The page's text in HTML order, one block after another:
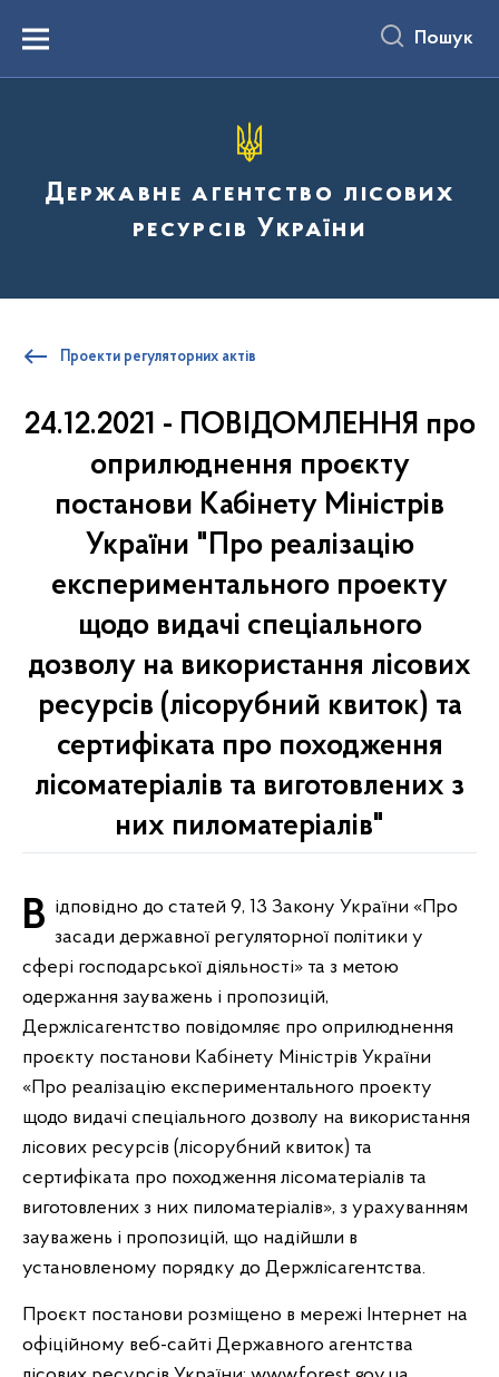
вмістуMenu Пошук
Державне агентство лісових
ресурсів України
Проекти регуляторних актів
24.12.2021 - ПОВІДОМЛЕННЯ про
оприлюднення проєкту
постанови Кабінету Міністрів
України "Про реалізацію
експериментального проекту
щодо видачі спеціального
дозволу на використання лісових
ресурсів (лісорубний квиток) та
сертифіката про походження
лісоматеріалів та виготовлених з
них пиломатеріалів"
Відповідно до статей 9, 13 Закону України «Про засади державної регуляторної політики у
сфері господарської діяльності» та з метою
одержання зауважень і пропозицій,
Держлісагентство повідомляє про оприлюднення
проєкту постанови Кабінету Міністрів України
«Про реалізацію експериментального проекту
щодо видачі спеціального дозволу на використання
лісових ресурсів (лісорубний квиток) та
сертифіката про походження лісоматеріалів та
виготовлених з них пиломатеріалів», з урахуванням
зауважень і пропозицій, що надійшли в
установленому порядку до Держлісагентства.
Проєкт постанови розміщено в мережі Інтернет на
офіційному веб-сайті Державного агентства